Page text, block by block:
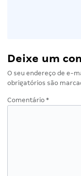
Deixe um
O seu endereço de e-
obrigatórios são
Comentário *